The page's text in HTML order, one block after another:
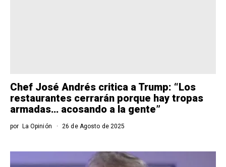
Chef José Andrés critica a Trump: “Los
restaurantes cerrarán porque hay tropas
armadas… acosando a la gente”
por La Opinión 26 de Agosto de 2025